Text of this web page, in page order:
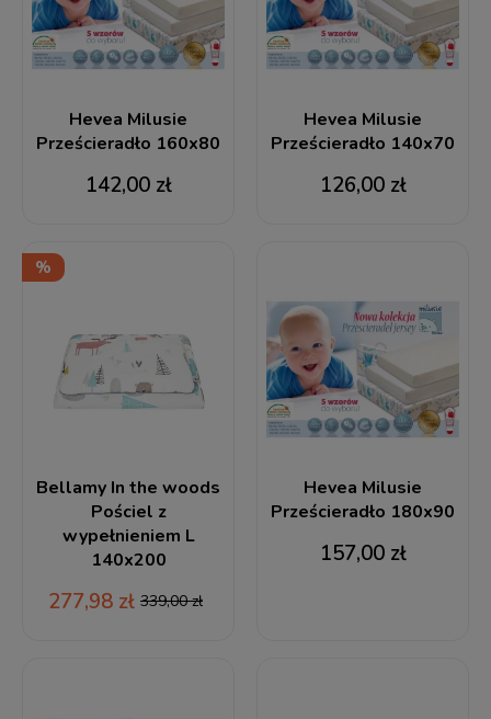
Hevea Milusie
Prześcieradło 160x80
142,00 zł
Hevea Milusie
Prześcieradło 140x70
126,00 zł
Bellamy In the woods
Pościel z
wypełnieniem L
140x200
277,98 zł 339,00 zł
Hevea Milusie
Prześcieradło 180x90
157,00 zł